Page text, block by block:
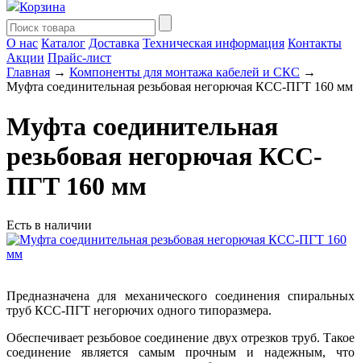
Корзина
О нас Каталог Доставка Техническая информация Контакты
Акции Прайс-лист
Главная → Компоненты для монтажа кабелей и СКС →
Муфта соединительная резьбовая негорючая КСС-ПГТ 160 мм
Муфта соединительная
резьбовая негорючая КСС-
ПГТ 160 мм
Есть в наличии
Предназначена для механического соединения спиральных
труб КСС-ПГТ негорючих одного типоразмера.
Обеспечивает резьбовое соединение двух отрезков труб. Такое
соединение является самым прочным и надежным, что